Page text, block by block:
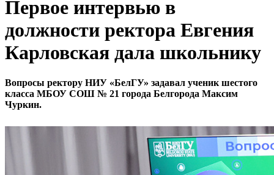
Первое интервью в
должности ректора Евгения
Карловская дала школьнику
Вопросы ректору НИУ «БелГУ» задавал ученик шестого
класса МБОУ СОШ № 21 города Белгорода Максим
Чуркин.